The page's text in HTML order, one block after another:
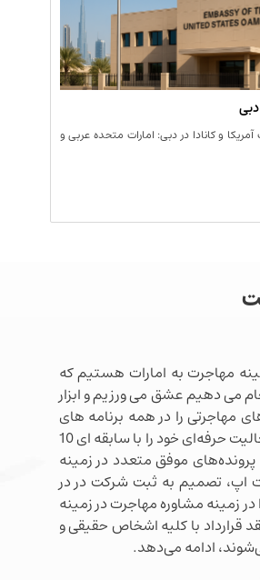
و کانادا در دبی: امارات متحده عربی و
مهاجرت به امارات هستیم که
می دهیم عشق می ورزیم و ابزار
مهاجرتی را در همه برنامه های
مهاجرتی دبی در اختیار داریم. موسسه مهاجرتی دبی ساید فعالیت حرفه‌ای خود را با سابقه ای 10
موفق متعدد در زمینه
اپ، تصمیم به ثبت شرکت در در
زمینه مشاوره مهاجرت در زمینه
قرارداد با کلیه اشخاص حقیقی و
ادامه می‌دهد.